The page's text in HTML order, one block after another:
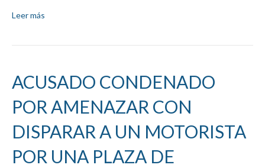
Leer más
ACUSADO CONDENADO
POR AMENAZAR CON
DISPARAR A UN MOTORISTA
POR UNA PLAZA DE